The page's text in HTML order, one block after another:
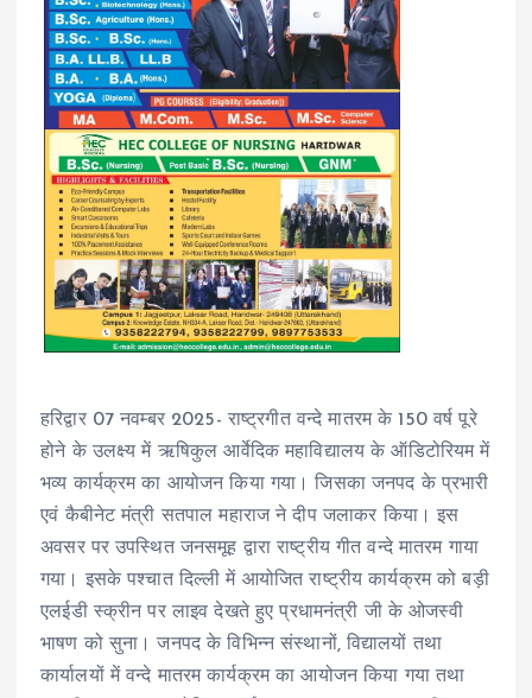
हरिद्वार 07 नवम्बर 2025- राष्ट्रगीत वन्दे मातरम के 150 वर्ष पूरे
होने के उलक्ष्य में ऋषिकुल आर्वेदिक महाविद्यालय के ऑडिटोरियम में
भव्य कार्यक्रम का आयोजन किया गया। जिसका जनपद के प्रभारी
एवं कैबीनेट मंत्री सतपाल महाराज ने दीप जलाकर किया। इस
अवसर पर उपस्थित जनसमूह द्वारा राष्ट्रीय गीत वन्दे मातरम गाया
गया। इसके पश्चात दिल्ली में आयोजित राष्ट्रीय कार्यक्रम को बड़ी
एलईडी स्क्रीन पर लाइव देखते हुए प्रधामनंत्री जी के ओजस्वी
भाषण को सुना। जनपद के विभिन्न संस्थानों, विद्यालयों तथा
कार्यालयों में वन्दे मातरम कार्यक्रम का आयोजन किया गया तथा